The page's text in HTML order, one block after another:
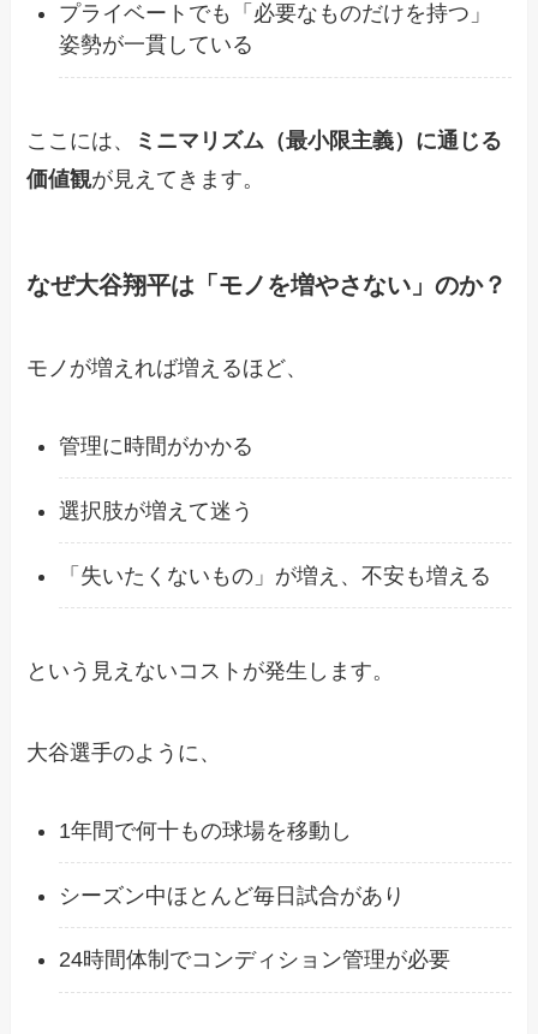
プライベートでも「必要なものだけを持つ」
姿勢が一貫している
ここには、
ミニマリズム（最小限主義）に通じる
価値観が見えてきます。
なぜ大谷翔平は「モノを増やさない」のか？
モノが増えれば増えるほど、
管理に時間がかかる
選択肢が増えて迷う
「失いたくないもの」が増え、不安も増える
という見えないコストが発生します。
大谷選手のように、
1年間で何十もの球場を移動し
シーズン中ほとんど毎日試合があり
24時間体制でコンディション管理が必要